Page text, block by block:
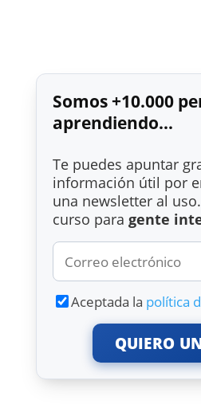
Somos +10.000
aprendiendo...
Te puedes apuntar
información útil por
una newsletter al
curso para gente
Aceptada la política
QUIERO